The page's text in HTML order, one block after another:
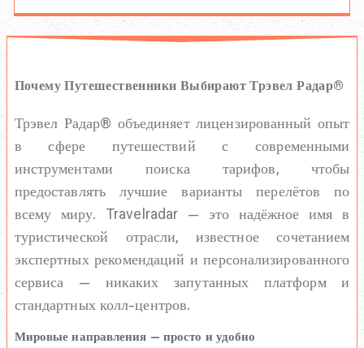
Почему Путешественники Выбирают Трэвел Радар®
Трэвел Радар® объединяет лицензированный опыт
в сфере путешествий с современными
инструментами поиска тарифов, чтобы
предоставлять лучшие варианты перелётов по
всему миру. Travelradar — это надёжное имя в
туристической отрасли, известное сочетанием
экспертных рекомендаций и персонализированного
сервиса — никаких запутанных платформ и
стандартных колл-центров.
Мировые направления — просто и удобно